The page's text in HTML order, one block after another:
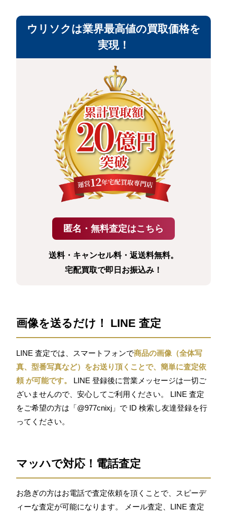
ウリソクは業界最高値の買取価格を
実現！
送料・キャンセル料・返送料無料。
宅配買取で即日お振込み！
画像を送るだけ！ LINE 査定
LINE 査定では、スマートフォンで商品の画像（全体写
真、型番写真など）をお送り頂くことで、簡単に査定依
頼 が可能です。
LINE 登録後に営業メッセージは一切ご
ざいませんので、安心してご利用ください。 LINE 査定
をご希望の方は「@977cnixj」で ID 検索し友達登録を行
ってください。
マッハで対応！電話査定
お急ぎの方はお電話で査定依頼を頂くことで、スピーデ
ィーな査定が可能になります。 メール査定、LINE 査定